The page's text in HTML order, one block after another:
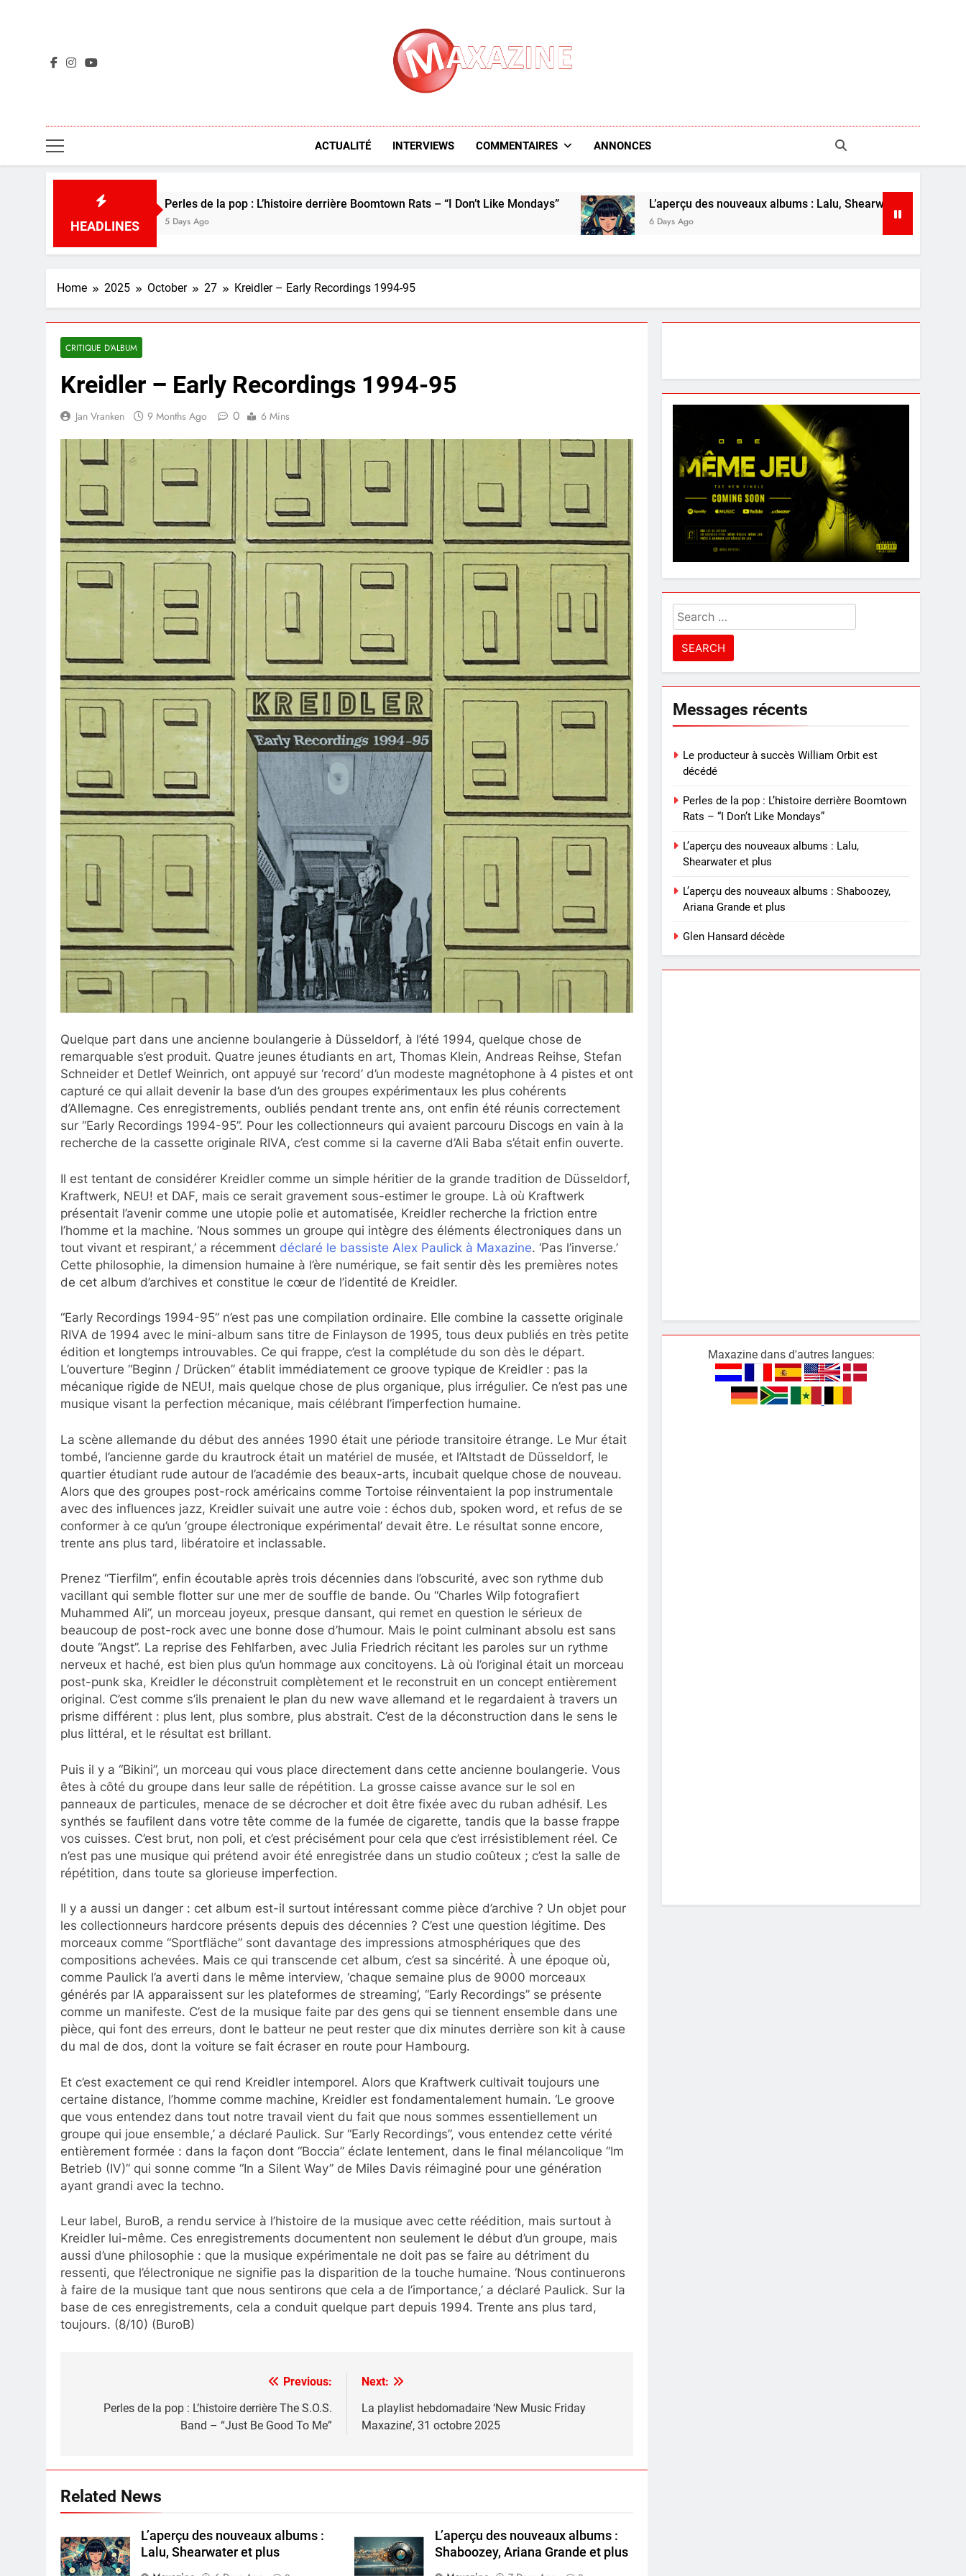
Maxazine.fr
ACTUALITÉ INTERVIEWS COMMENTAIRES ANNONCES
HEADLINES
Perles de la pop : L’histoire derrière Boomtown Rats – “I Don’t Like Mondays”
5 Days Ago
L’aperçu des nouveaux albums : Lalu, Shearwater et plus
6 Days Ago
Home 2025 October 27 Kreidler – Early Recordings 1994-95
CRITIQUE D'ALBUM
Kreidler – Early Recordings 1994-95
Jan Vranken 9 Months Ago 0 6 Mins
Quelque part dans une ancienne boulangerie à Düsseldorf, à l’été 1994, quelque chose de
remarquable s’est produit. Quatre jeunes étudiants en art, Thomas Klein, Andreas Reihse, Stefan
Schneider et Detlef Weinrich, ont appuyé sur ‘record’ d’un modeste magnétophone à 4 pistes et ont
capturé ce qui allait devenir la base d’un des groupes expérimentaux les plus cohérents
d’Allemagne. Ces enregistrements, oubliés pendant trente ans, ont enfin été réunis correctement
sur “Early Recordings 1994-95”. Pour les collectionneurs qui avaient parcouru Discogs en vain à la
recherche de la cassette originale RIVA, c’est comme si la caverne d’Ali Baba s’était enfin ouverte.
Il est tentant de considérer Kreidler comme un simple héritier de la grande tradition de Düsseldorf,
Kraftwerk, NEU! et DAF, mais ce serait gravement sous-estimer le groupe. Là où Kraftwerk
présentait l’avenir comme une utopie polie et automatisée, Kreidler recherche la friction entre
l’homme et la machine. ‘Nous sommes un groupe qui intègre des éléments électroniques dans un
tout vivant et respirant,’ a récemment déclaré le bassiste Alex Paulick à Maxazine. ‘Pas l’inverse.’
Cette philosophie, la dimension humaine à l’ère numérique, se fait sentir dès les premières notes
de cet album d’archives et constitue le cœur de l’identité de Kreidler.
“Early Recordings 1994-95” n’est pas une compilation ordinaire. Elle combine la cassette originale
RIVA de 1994 avec le mini-album sans titre de Finlayson de 1995, tous deux publiés en très petite
édition et longtemps introuvables. Ce qui frappe, c’est la complétude du son dès le départ.
L’ouverture “Beginn / Drücken” établit immédiatement ce groove typique de Kreidler : pas la
mécanique rigide de NEU!, mais quelque chose de plus organique, plus irrégulier. Ce n’est pas une
musique visant la perfection mécanique, mais célébrant l’imperfection humaine.
La scène allemande du début des années 1990 était une période transitoire étrange. Le Mur était
tombé, l’ancienne garde du krautrock était un matériel de musée, et l’Altstadt de Düsseldorf, le
quartier étudiant rude autour de l’académie des beaux-arts, incubait quelque chose de nouveau.
Alors que des groupes post-rock américains comme Tortoise réinventaient la pop instrumentale
avec des influences jazz, Kreidler suivait une autre voie : échos dub, spoken word, et refus de se
conformer à ce qu’un ‘groupe électronique expérimental’ devait être. Le résultat sonne encore,
trente ans plus tard, libératoire et inclassable.
Prenez “Tierfilm”, enfin écoutable après trois décennies dans l’obscurité, avec son rythme dub
vacillant qui semble flotter sur une mer de souffle de bande. Ou “Charles Wilp fotografiert
Muhammed Ali”, un morceau joyeux, presque dansant, qui remet en question le sérieux de
beaucoup de post-rock avec une bonne dose d’humour. Mais le point culminant absolu est sans
doute “Angst”. La reprise des Fehlfarben, avec Julia Friedrich récitant les paroles sur un rythme
nerveux et haché, est bien plus qu’un hommage aux concitoyens. Là où l’original était un morceau
post-punk ska, Kreidler le déconstruit complètement et le reconstruit en un concept entièrement
original. C’est comme s’ils prenaient le plan du new wave allemand et le regardaient à travers un
prisme différent : plus lent, plus sombre, plus abstrait. C’est de la déconstruction dans le sens le
plus littéral, et le résultat est brillant.
Puis il y a “Bikini”, un morceau qui vous place directement dans cette ancienne boulangerie. Vous
êtes à côté du groupe dans leur salle de répétition. La grosse caisse avance sur le sol en
panneaux de particules, menace de se décrocher et doit être fixée avec du ruban adhésif. Les
synthés se faufilent dans votre tête comme de la fumée de cigarette, tandis que la basse frappe
vos cuisses. C’est brut, non poli, et c’est précisément pour cela que c’est irrésistiblement réel. Ce
n’est pas une musique qui prétend avoir été enregistrée dans un studio coûteux ; c’est la salle de
répétition, dans toute sa glorieuse imperfection.
Il y a aussi un danger : cet album est-il surtout intéressant comme pièce d’archive ? Un objet pour
les collectionneurs hardcore présents depuis des décennies ? C’est une question légitime. Des
morceaux comme “Sportfläche” sont davantage des impressions atmosphériques que des
compositions achevées. Mais ce qui transcende cet album, c’est sa sincérité. À une époque où,
comme Paulick l’a averti dans le même interview, ‘chaque semaine plus de 9000 morceaux
générés par IA apparaissent sur les plateformes de streaming’, “Early Recordings” se présente
comme un manifeste. C’est de la musique faite par des gens qui se tiennent ensemble dans une
pièce, qui font des erreurs, dont le batteur ne peut rester que dix minutes derrière son kit à cause
du mal de dos, dont la voiture se fait écraser en route pour Hambourg.
Et c’est exactement ce qui rend Kreidler intemporel. Alors que Kraftwerk cultivait toujours une
certaine distance, l’homme comme machine, Kreidler est fondamentalement humain. ‘Le groove
que vous entendez dans tout notre travail vient du fait que nous sommes essentiellement un
groupe qui joue ensemble,’ a déclaré Paulick. Sur “Early Recordings”, vous entendez cette vérité
entièrement formée : dans la façon dont “Boccia” éclate lentement, dans le final mélancolique “Im
Betrieb (IV)” qui sonne comme “In a Silent Way” de Miles Davis réimaginé pour une génération
ayant grandi avec la techno.
Leur label, BuroB, a rendu service à l’histoire de la musique avec cette réédition, mais surtout à
Kreidler lui-même. Ces enregistrements documentent non seulement le début d’un groupe, mais
aussi d’une philosophie : que la musique expérimentale ne doit pas se faire au détriment du
ressenti, que l’électronique ne signifie pas la disparition de la touche humaine. ‘Nous continuerons
à faire de la musique tant que nous sentirons que cela a de l’importance,’ a déclaré Paulick. Sur la
base de ces enregistrements, cela a conduit quelque part depuis 1994. Trente ans plus tard,
toujours. (8/10) (BuroB)
navigation
Previous:
Perles de la pop : L’histoire derrière The S.O.S.
Band – “Just Be Good To Me”
Next:
La playlist hebdomadaire ‘New Music Friday
Maxazine’, 31 octobre 2025
Related News
L’aperçu des nouveaux albums :
Lalu, Shearwater et plus
L’aperçu des nouveaux albums :
Shaboozey, Ariana Grande et plus
Search
for:
Messages récents
Le producteur à succès William Orbit est
décédé
Perles de la pop : L’histoire derrière Boomtown
Rats – “I Don’t Like Mondays”
L’aperçu des nouveaux albums : Lalu,
Shearwater et plus
L’aperçu des nouveaux albums : Shaboozey,
Ariana Grande et plus
Glen Hansard décède
Maxazine dans d'autres langues: